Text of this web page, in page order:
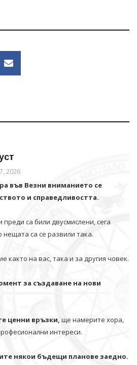
2026
във Везни вниманието се
и справедливостта.
са били двусмислени, сега
са се развили така.
както на вас, така и за другия човек.
за създаване на нови
ценни връзки, ще намерите хора,
интереси.
някои бъдещи планове заедно.